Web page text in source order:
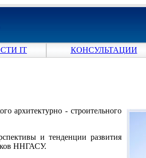
IT КОНСУЛЬТАЦИИ
архитектурно - строительного
и тенденции развития
ННГАСУ.